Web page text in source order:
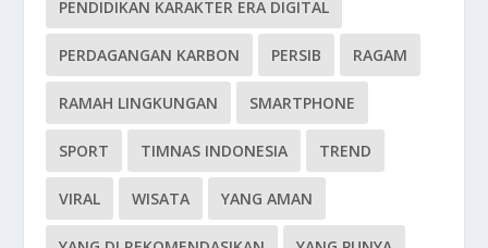
PENDIDIKAN KARAKTER ERA DIGITAL
PERDAGANGAN KARBON PERSIB RAGAM
RAMAH LINGKUNGAN SMARTPHONE
SPORT TIMNAS INDONESIA TREND
VIRAL WISATA YANG AMAN